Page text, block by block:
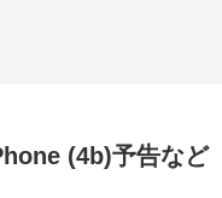
(4b)予告など